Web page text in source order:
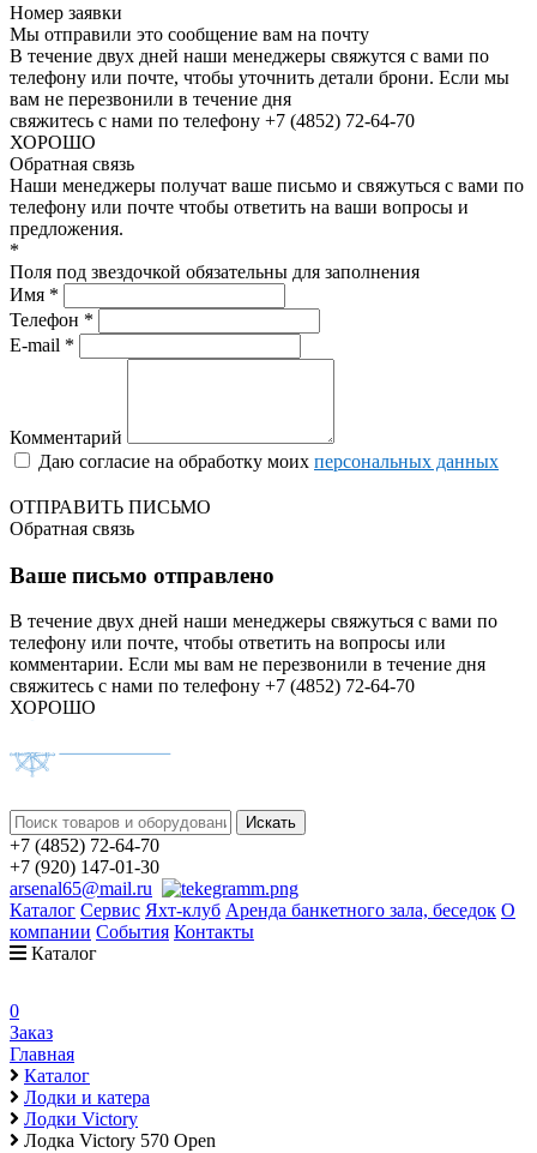
Номер заявки
Мы отправили это сообщение вам на почту
В течение двух дней наши менеджеры свяжутся с вами по
телефону или почте, чтобы уточнить детали брони. Если мы
вам не перезвонили в течение дня
свяжитесь с нами по телефону +7 (4852) 72-64-70
ХОРОШО
Обратная связь
Наши менеджеры получат ваше письмо и свяжуться с вами по
телефону или почте чтобы ответить на ваши вопросы и
предложения.
*
Поля под звездочкой обязательны для заполнения
Имя *
Телефон *
E-mail *
Комментарий
Даю согласие на обработку моих персональных данных
ОТПРАВИТЬ ПИСЬМО
Обратная связь
Ваше письмо отправлено
В течение двух дней наши менеджеры свяжуться с вами по
телефону или почте, чтобы ответить на вопросы или
комментарии. Если мы вам не перезвонили в течение дня
свяжитесь с нами по телефону +7 (4852) 72-64-70
ХОРОШО
+7 (4852) 72-64-70
+7 (920) 147-01-30
arsenal65@mail.ru
Каталог Сервис Яхт-клуб Аренда банкетного зала, беседок О
компании События Контакты
Каталог
0
Заказ
Главная
Каталог
Лодки и катера
Лодки Victory
Лодка Victory 570 Open